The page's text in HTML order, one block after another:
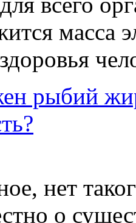
масса
рыбий
нет
о